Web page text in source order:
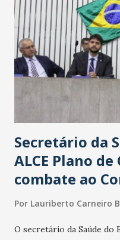
Secretário da
ALCE Plano
combate ao
Por Lauriberto Carneiro
O secretário da Saúde do